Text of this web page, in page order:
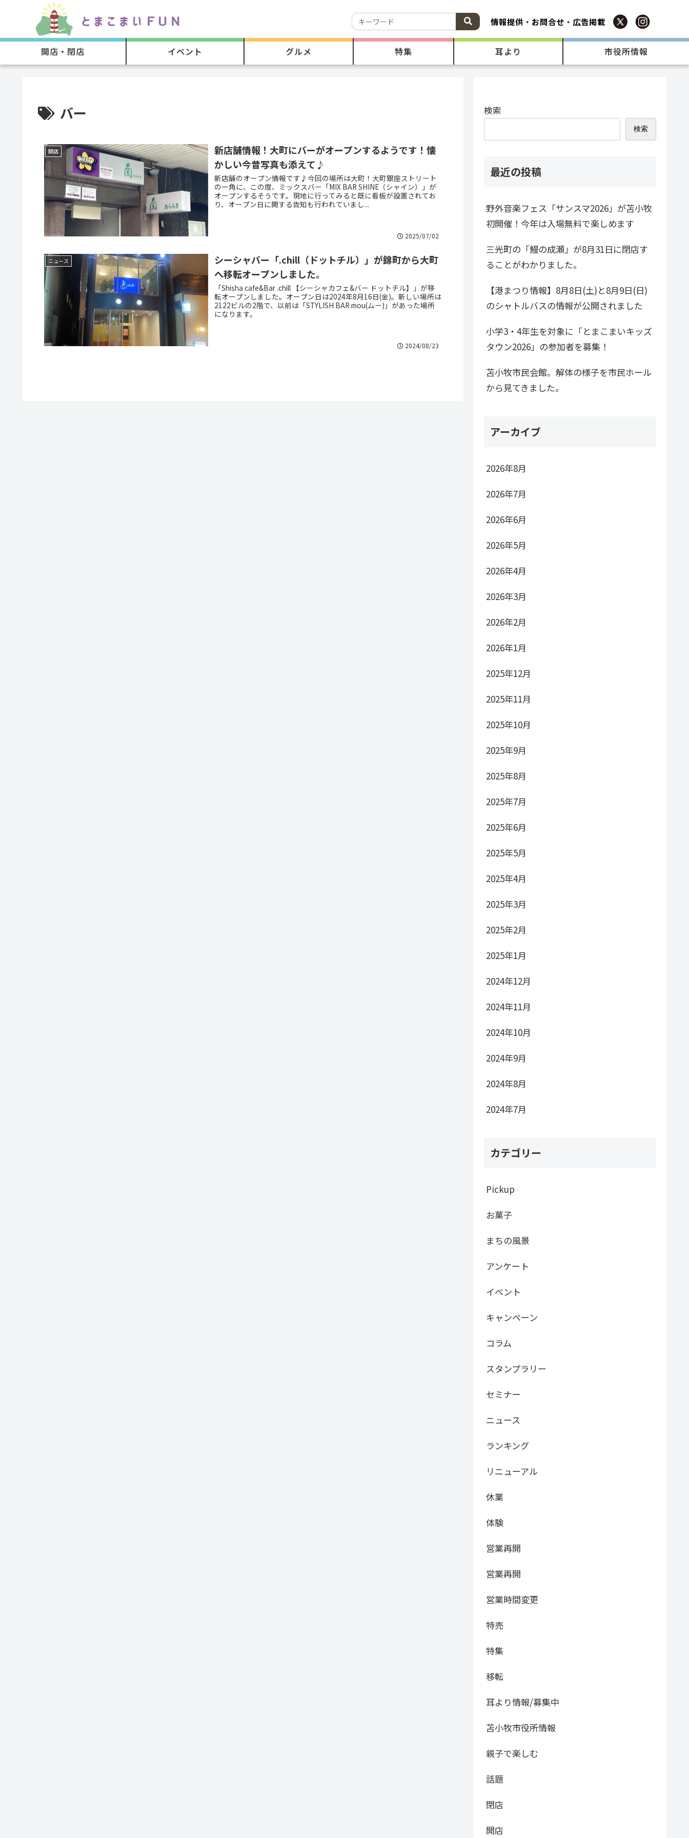
情報提供 ・ お問合せ ・ 広告掲載
開店・閉店 イベント グルメ 特集 耳より 市役所情報
バー
開店
新店舗情報！大町にバーがオープンするようです！懐
かしい今昔写真も添えて♪
新店舗のオープン情報です♪今回の場所は大町！大町銀座ストリート
の一角に、この度、ミックスバー「MIX BAR SHINE（シャイン）」が
オープンするそうです。現地に行ってみると既に看板が設置されてお
り、オープン日に関する告知も行われていまし...
2025/07/02
ニュース
シーシャバー「.chill（ドットチル）」が錦町から大町
へ移転オープンしました。
「Shisha cafe&Bar .chill 【シーシャカフェ&バー ドットチル】」が移
転オープンしました。オープン日は2024年8月16日(金)。新しい場所は
2122ビルの2階で、以前は「STYLISH BAR mou(ムー)」があった場所
になります。
2024/08/23
検索
検索
最近の投稿
野外音楽フェス「サンスマ2026」が苫小牧
初開催！今年は入場無料で楽しめます
三光町の「鰻の成瀬」が8月31日に閉店す
ることがわかりました。
【港まつり情報】8月8日(土)と8月9日(日)
のシャトルバスの情報が公開されました
小学3・4年生を対象に「とまこまいキッズ
タウン2026」の参加者を募集！
苫小牧市民会館。解体の様子を市民ホール
から見てきました。
アーカイブ
2026年8月
2026年7月
2026年6月
2026年5月
2026年4月
2026年3月
2026年2月
2026年1月
2025年12月
2025年11月
2025年10月
2025年9月
2025年8月
2025年7月
2025年6月
2025年5月
2025年4月
2025年3月
2025年2月
2025年1月
2024年12月
2024年11月
2024年10月
2024年9月
2024年8月
2024年7月
カテゴリー
Pickup
お菓子
まちの風景
アンケート
イベント
キャンペーン
コラム
スタンプラリー
セミナー
ニュース
ランキング
リニューアル
休業
体験
営業再開
営業再開
営業時間変更
特売
特集
移転
耳より情報/募集中
苫小牧市役所情報
親子で楽しむ
話題
閉店
開店